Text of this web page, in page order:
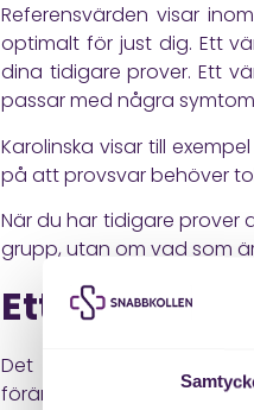
Referensvärden visar
optimalt för just dig. Ett
dina tidigare prover. Ett
passar med några
Karolinska visar till
på att provsvar behöver
När du har tidigare prover
grupp, utan om vad som
Ett normalt
Det kan kännas tryggt
förändring börja synas